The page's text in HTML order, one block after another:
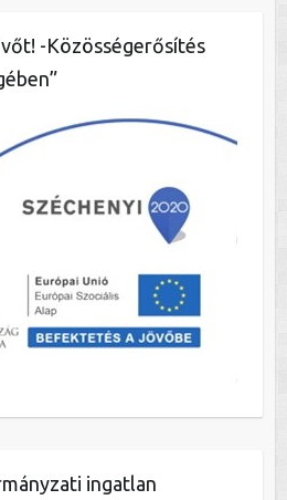
-Közösségerősítés
ingatlan